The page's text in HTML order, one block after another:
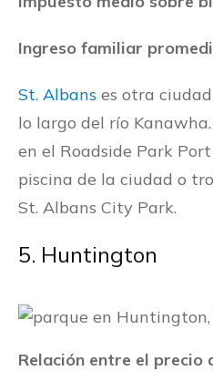
Ingreso familiar
St. Albans es otra
lo largo del río
en el Roadside Park
piscina de la ciudad o
St. Albans City Park.
5. Huntington
Relación entre el precio